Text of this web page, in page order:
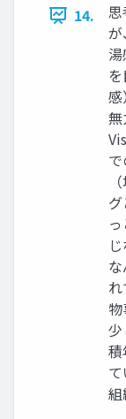
14.
感
組